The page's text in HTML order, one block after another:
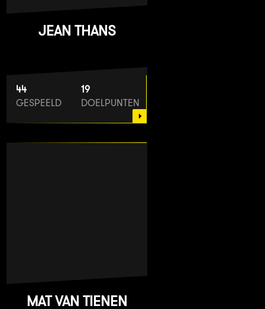
JEAN THANS
44
GESPEELD
19
DOELPUNTEN
MAT VAN TIENEN